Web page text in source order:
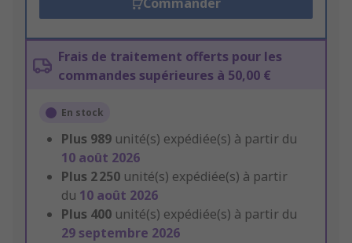
Commander
Frais de traitement offerts pour les
commandes supérieures à 50,00 €
En stock
Plus 989 unité(s) expédiée(s) à partir du
10 août 2026
Plus 2 250 unité(s) expédiée(s) à partir
du 10 août 2026
Plus 400 unité(s) expédiée(s) à partir du
29 septembre 2026